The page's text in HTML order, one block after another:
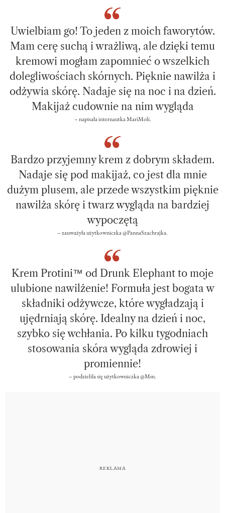
Uwielbiam go! To jeden z moich faworytów.
Mam cerę suchą i wrażliwą, ale dzięki temu
kremowi mogłam zapomnieć o wszelkich
dolegliwościach skórnych. Pięknie nawilża i
odżywia skórę. Nadaje się na noc i na dzień.
Makijaż cudownie na nim wygląda
– napisała internautka MariMoli.
Bardzo przyjemny krem z dobrym składem.
Nadaje się pod makijaż, co jest dla mnie
dużym plusem, ale przede wszystkim pięknie
nawilża skórę i twarz wygląda na bardziej
wypoczętą
– zauważyła użytkowniczka @PannaSzachrajka.
Krem Protini™ od Drunk Elephant to moje
ulubione nawilżenie! Formuła jest bogata w
składniki odżywcze, które wygładzają i
ujędrniają skórę. Idealny na dzień i noc,
szybko się wchłania. Po kilku tygodniach
stosowania skóra wygląda zdrowiej i
promiennie!
– podzieliła się użytkowniczka @Mm.